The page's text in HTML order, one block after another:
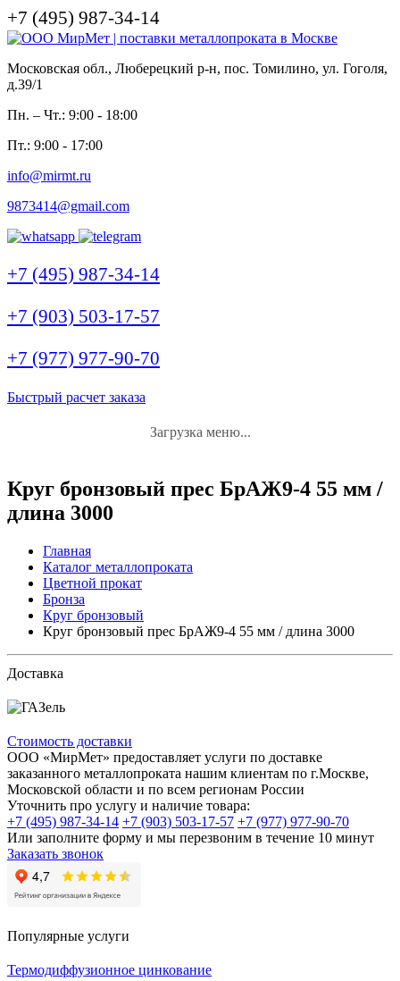
+7 (495) 987-34-14
Московская обл., Люберецкий р-н, пос. Томилино, ул. Гоголя,
д.39/1
Пн. – Чт.: 9:00 - 18:00
Пт.: 9:00 - 17:00
info@mirmt.ru
9873414@gmail.com
+7 (495) 987-34-14
+7 (903) 503-17-57
+7 (977) 977-90-70
Быстрый расчет заказа
Загрузка меню...
Круг бронзовый прес БрАЖ9-4 55 мм /
длина 3000
Главная
Каталог металлопроката
Цветной прокат
Бронза
Круг бронзовый
Круг бронзовый прес БрАЖ9-4 55 мм / длина 3000
Доставка
Стоимость доставки
ООО «МирМет» предоставляет услуги по доставке
заказанного металлопроката нашим клиентам по г.Москве,
Московской области и по всем регионам России
Уточнить про услугу и наличие товара:
+7 (495) 987-34-14 +7 (903) 503-17-57 +7 (977) 977-90-70
Или заполните форму и мы перезвоним в течение 10 минут
Заказать звонок
Популярные услуги
Термодиффузионное цинкование